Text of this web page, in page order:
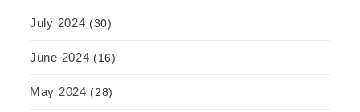
July 2024 (30)
June 2024 (16)
May 2024 (28)